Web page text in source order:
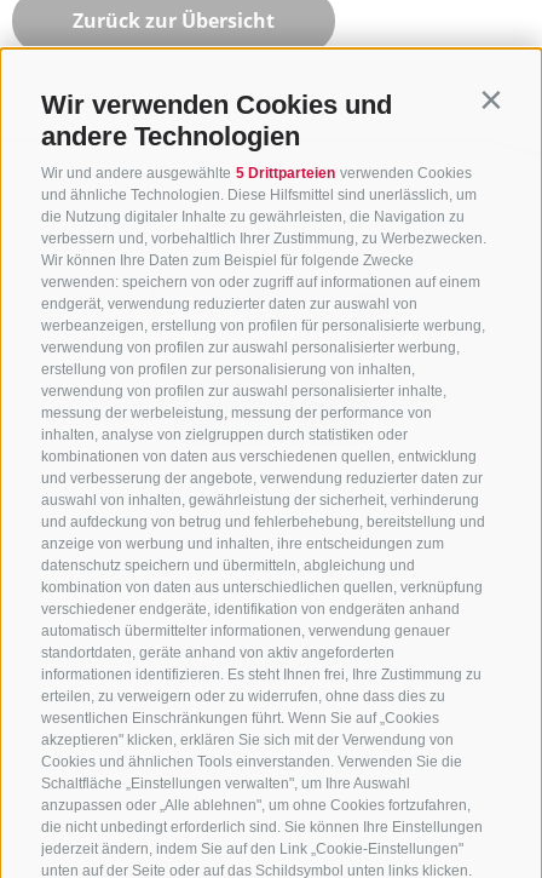
Wir verwenden Cookies und
andere Technologien
Wir und andere ausgewählte 5 Drittparteien verwenden Cookies
und ähnliche Technologien. Diese Hilfsmittel sind unerlässlich, um
die Nutzung digitaler Inhalte zu gewährleisten, die Navigation zu
verbessern und, vorbehaltlich Ihrer Zustimmung, zu Werbezwecken.
Wir können Ihre Daten zum Beispiel für folgende Zwecke
verwenden: speichern von oder zugriff auf informationen auf einem
endgerät, verwendung reduzierter daten zur auswahl von
werbeanzeigen, erstellung von profilen für personalisierte werbung,
verwendung von profilen zur auswahl personalisierter werbung,
erstellung von profilen zur personalisierung von inhalten,
verwendung von profilen zur auswahl personalisierter inhalte,
messung der werbeleistung, messung der performance von
inhalten, analyse von zielgruppen durch statistiken oder
kombinationen von daten aus verschiedenen quellen, entwicklung
und verbesserung der angebote, verwendung reduzierter daten zur
auswahl von inhalten, gewährleistung der sicherheit, verhinderung
und aufdeckung von betrug und fehlerbehebung, bereitstellung und
anzeige von werbung und inhalten, ihre entscheidungen zum
datenschutz speichern und übermitteln, abgleichung und
kombination von daten aus unterschiedlichen quellen, verknüpfung
verschiedener endgeräte, identifikation von endgeräten anhand
automatisch übermittelter informationen, verwendung genauer
standortdaten, geräte anhand von aktiv angeforderten
informationen identifizieren. Es steht Ihnen frei, Ihre Zustimmung zu
erteilen, zu verweigern oder zu widerrufen, ohne dass dies zu
wesentlichen Einschränkungen führt. Wenn Sie auf „Cookies
akzeptieren" klicken, erklären Sie sich mit der Verwendung von
Cookies und ähnlichen Tools einverstanden. Verwenden Sie die
Schaltfläche „Einstellungen verwalten", um Ihre Auswahl
anzupassen oder „Alle ablehnen", um ohne Cookies fortzufahren,
die nicht unbedingt erforderlich sind. Sie können Ihre Einstellungen
jederzeit ändern, indem Sie auf den Link „Cookie-Einstellungen"
unten auf der Seite oder auf das Schildsymbol unten links klicken.
Zurück zur Übersicht
KONTAKTIERE UNS
+39 0472 765 325
info@sterzing.com
NEWSLETTER
Bleib am Laufenden